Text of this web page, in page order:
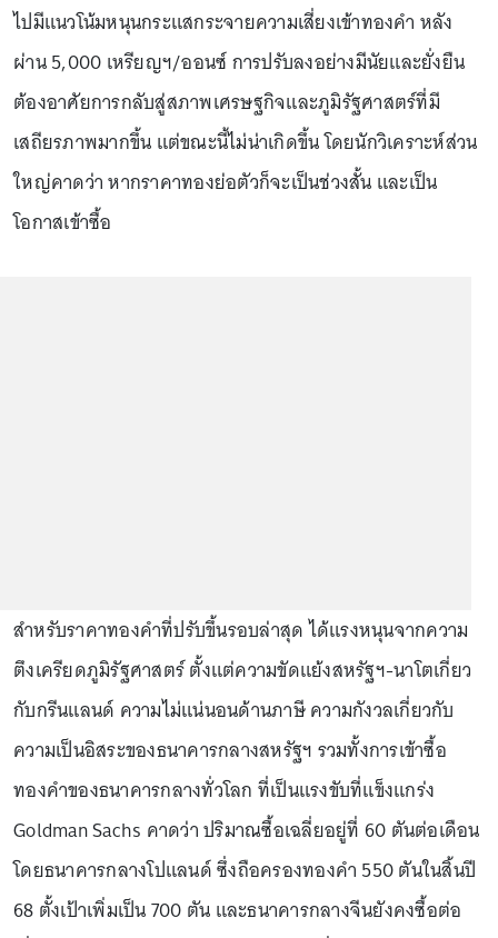
ไปมีแนวโน้มหนุนกระแสกระจายความเสี่ยงเข้าทองคำ หลัง
ผ่าน 5,000 เหรียญฯ/ออนซ์ การปรับลงอย่างมีนัยและยั่งยืน
ต้องอาศัยการกลับสู่สภาพเศรษฐกิจและภูมิรัฐศาสตร์ที่มี
เสถียรภาพมากขึ้น แต่ขณะนี้ไม่น่าเกิดขึ้น โดยนักวิเคราะห์ส่วน
ใหญ่คาดว่า หากราคาทองย่อตัวก็จะเป็นช่วงสั้น และเป็น
โอกาสเข้าซื้อ
สำหรับราคาทองคำที่ปรับขึ้นรอบล่าสุด ได้แรงหนุนจากความ
ตึงเครียดภูมิรัฐศาสตร์ ตั้งแต่ความขัดแย้งสหรัฐฯ-นาโตเกี่ยว
กับกรีนแลนด์ ความไม่แน่นอนด้านภาษี ความกังวลเกี่ยวกับ
ความเป็นอิสระของธนาคารกลางสหรัฐฯ รวมทั้งการเข้าซื้อ
ทองคำของธนาคารกลางทั่วโลก ที่เป็นแรงขับที่แข็งแกร่ง
Goldman Sachs คาดว่า ปริมาณซื้อเฉลี่ยอยู่ที่ 60 ตันต่อเดือน
โดยธนาคารกลางโปแลนด์ ซึ่งถือครองทองคำ 550 ตันในสิ้นปี
68 ตั้งเป้าเพิ่มเป็น 700 ตัน และธนาคารกลางจีนยังคงซื้อต่อ